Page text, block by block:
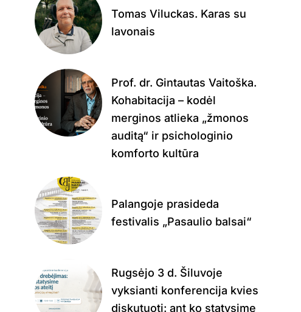
Tomas Viluckas. Karas su
lavonais
Prof. dr. Gintautas Vaitoška.
Kohabitacija – kodėl
merginos atlieka „žmonos
auditą“ ir psichologinio
komforto kultūra
Palangoje prasideda
festivalis „Pasaulio balsai“
Rugsėjo 3 d. Šiluvoje
vyksianti konferencija kvies
diskutuoti: ant ko statysime